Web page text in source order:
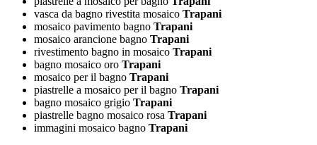
vasca da bagno rivestita mosaico Trapani
mosaico pavimento bagno Trapani
mosaico arancione bagno Trapani
rivestimento bagno in mosaico Trapani
bagno mosaico oro Trapani
mosaico per il bagno Trapani
piastrelle a mosaico per il bagno Trapani
bagno mosaico grigio Trapani
piastrelle bagno mosaico rosa Trapani
immagini mosaico bagno Trapani